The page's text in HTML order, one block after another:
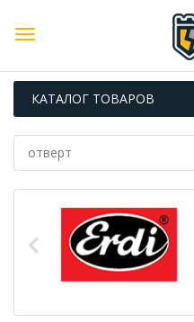
КАТАЛОГ ТОВАРОВ